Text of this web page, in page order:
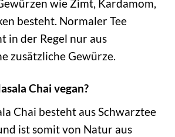
wie Zimt, Kardamom,
besteht. Normaler Tee
in der Regel nur aus
zusätzliche Gewürze.
Chai vegan?
Chai besteht aus Schwarztee
ist somit von Natur aus